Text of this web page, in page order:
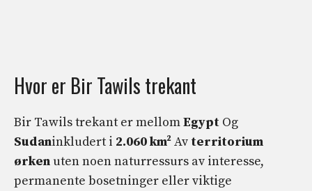
Hvor er Bir Tawils trekant
Bir Tawils trekant er mellomEgypt Og
Sudaninkludert i 2.060 km²Av territorium
ørken uten noen naturressurs av interesse,
permanente bosetninger eller viktige